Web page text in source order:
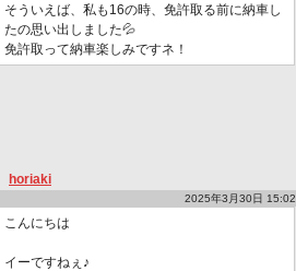
そういえば、私も16の時、免許取る前に納車し
たの思い出しました💦
免許取って納車楽しみですネ！
horiaki
2025年3月30日 15:02
こんにちは
イーですねぇ♪